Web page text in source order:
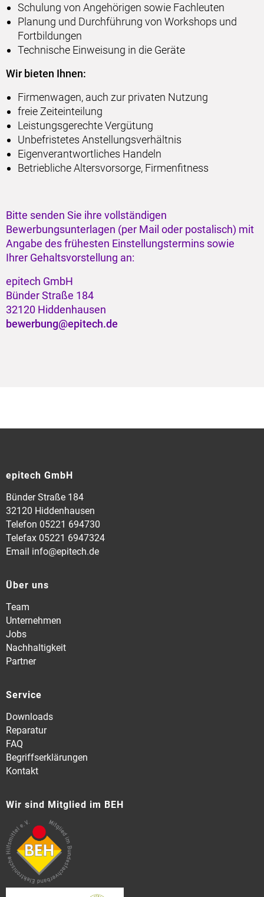
Schulung von Angehörigen sowie Fachleuten
Planung und Durchführung von Workshops und
Fortbildungen
Technische Einweisung in die Geräte
Wir bieten Ihnen:
Firmenwagen, auch zur privaten Nutzung
freie Zeiteinteilung
Leistungsgerechte Vergütung
Unbefristetes Anstellungsverhältnis
Eigenverantwortliches Handeln
Betriebliche Altersvorsorge, Firmenfitness
Bitte senden Sie ihre vollständigen
Bewerbungsunterlagen (per Mail oder postalisch) mit
Angabe des frühesten Einstellungstermins sowie
Ihrer Gehaltsvorstellung an:
epitech GmbH
Bünder Straße 184
32120 Hiddenhausen
bewerbung@epitech.de
epitech GmbH
Bünder Straße 184
32120 Hiddenhausen
Telefon 05221 694730
Telefax 05221 6947324
Email info@epitech.de
Über uns
Team
Unternehmen
Jobs
Nachhaltigkeit
Partner
Service
Downloads
Reparatur
FAQ
Begriffserklärungen
Kontakt
Wir sind Mitglied im BEH